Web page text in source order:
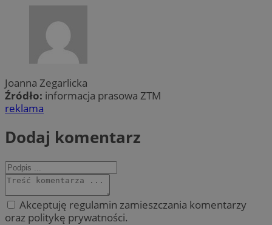
Joanna Zegarlicka
Źródło: informacja prasowa ZTM
reklama
Dodaj komentarz
Akceptuję regulamin zamieszczania komentarzy
oraz politykę prywatności.